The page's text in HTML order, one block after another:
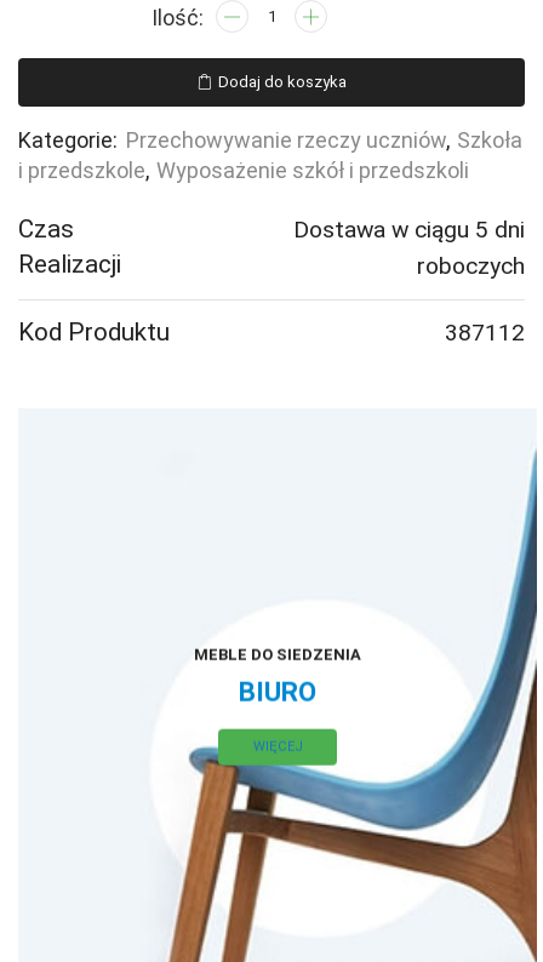
ilość
szkolny
CASPER,
12
szuflad,
Dodaj do koszyka
Kategorie: Przechowywanie rzeczy uczniów, Szkoła
i przedszkole, Wyposażenie szkół i przedszkoli
Czas
Realizacji
Dostawa w ciągu 5 dni
roboczych
Kod Produktu 387112
MEBLE DO SIEDZENIA
BIURO
WIĘCEJ